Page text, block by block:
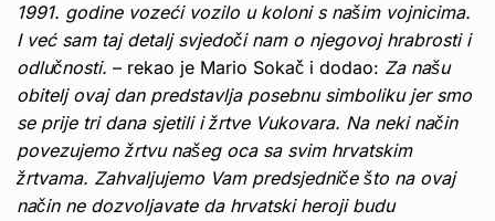
1991. godine vozeći vozilo u koloni s našim vojnicima.
I već sam taj detalj svjedoči nam o njegovoj hrabrosti i
odlučnosti. – rekao je Mario Sokač i dodao: Za našu
obitelj ovaj dan predstavlja posebnu simboliku jer smo
se prije tri dana sjetili i žrtve Vukovara. Na neki način
povezujemo žrtvu našeg oca sa svim hrvatskim
žrtvama. Zahvaljujemo Vam predsjedniče što na ovaj
način ne dozvoljavate da hrvatski heroji budu